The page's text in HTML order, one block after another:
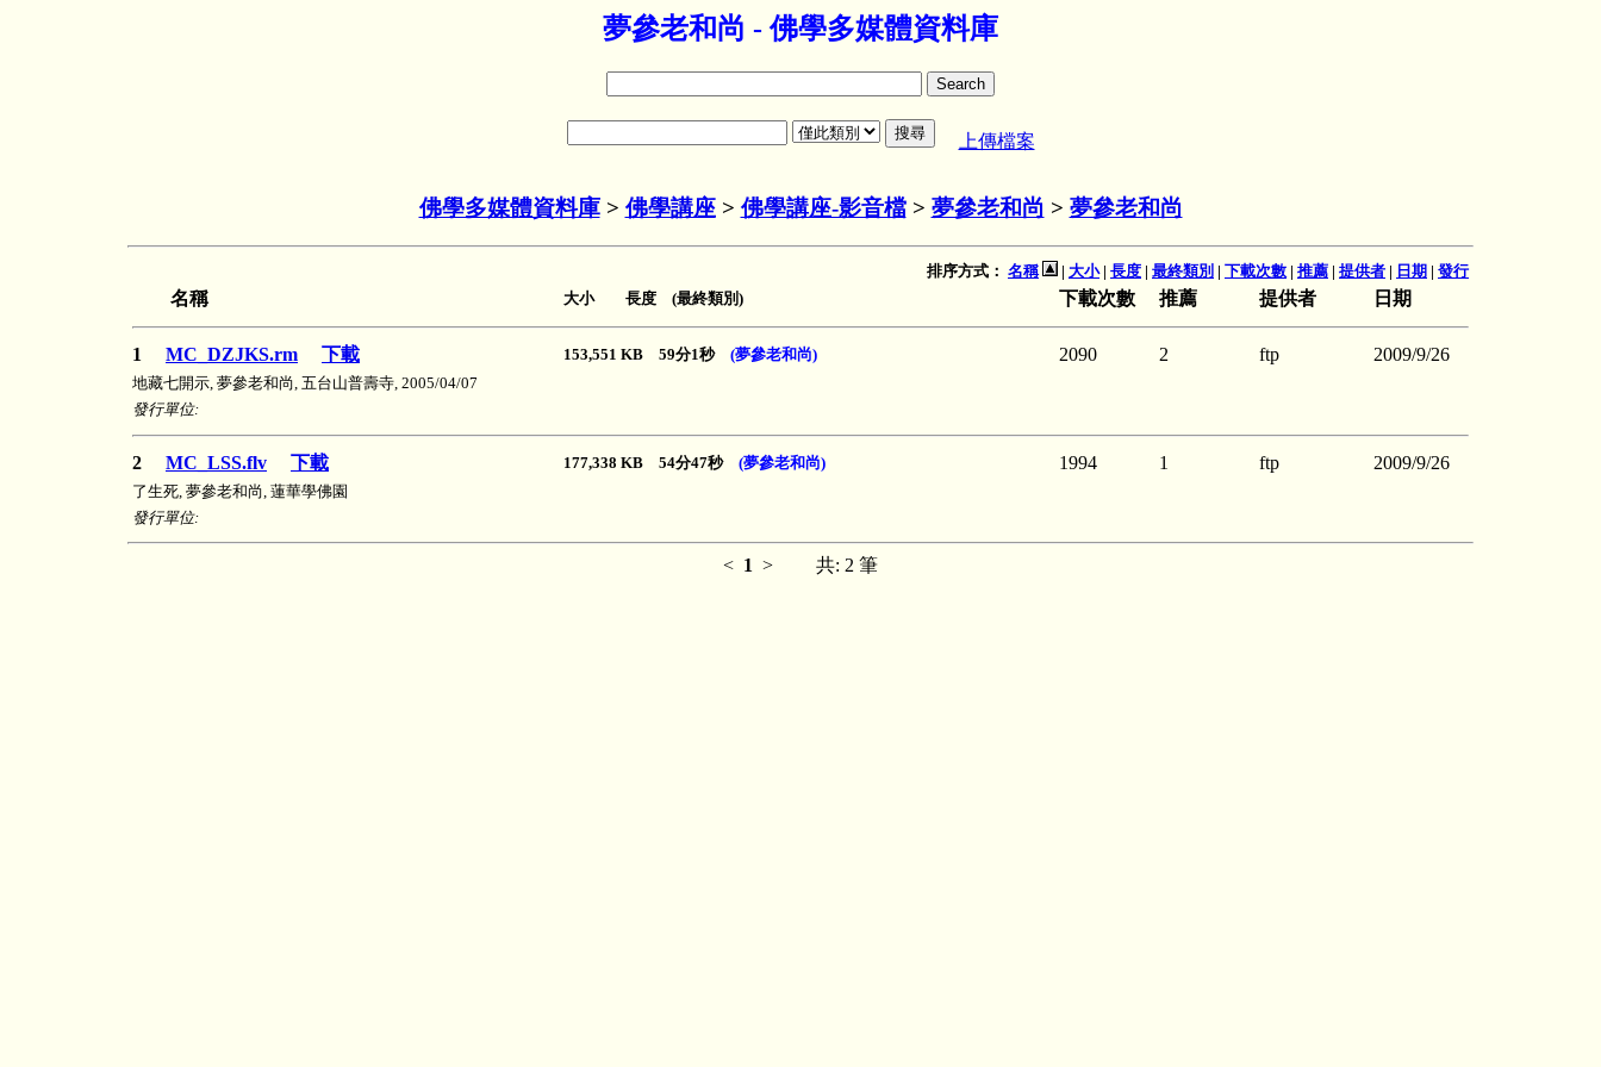
夢參老和尚 - 佛學多媒體資料庫
上傳檔案
佛學多媒體資料庫> 佛學講座> 佛學講座-影音檔> 夢參老和尚 > 夢參老和尚
排序方式： 名稱 | 大小| 長度 | 最終類別 | 下載次數 | 推薦 | 提供者 | 日期 | 發行
名稱 大小 長度 (最終類別) 下載次數 推薦 提供者 日期
1 MC_DZJKS.rm 下載 153,551 KB 59分1秒 (夢參老和尚) 2090 2 ftp 2009/9/26
地藏七開示, 夢參老和尚, 五台山普壽寺, 2005/04/07
發行單位:
2 MC_LSS.flv 下載 177,338 KB 54分47秒 (夢參老和尚) 1994 1 ftp 2009/9/26
了生死, 夢參老和尚, 蓮華學佛園
發行單位:
< 1 > 共: 2 筆